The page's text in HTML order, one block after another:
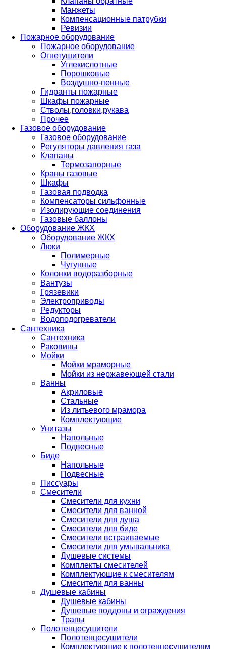
Манжеты
Компенсационные патрубки
Ревизии
Пожарное оборудование
Пожарное оборудование
Огнетушители
Углекислотные
Порошковые
Воздушно-пенные
Гидранты пожарные
Шкафы пожарные
Стволы,головки,рукава
Прочее
Газовое оборудование
Газовое оборудование
Регуляторы давления газа
Клапаны
Термозапорные
Краны газовые
Шкафы
Газовая подводка
Компенсаторы сильфонные
Изолирующие соединения
Газовые баллоны
Оборудование ЖКХ
Оборудование ЖКХ
Люки
Полимерные
Чугунные
Колонки водоразборные
Вантузы
Грязевики
Электроприводы
Редукторы
Водоподогреватели
Сантехника
Сантехника
Раковины
Мойки
Мойки мраморные
Мойки из нержавеющей стали
Ванны
Акриловые
Стальные
Из литьевого мрамора
Комплектующие
Унитазы
Напольные
Подвесные
Биде
Напольные
Подвесные
Писсуары
Смесители
Смесители для кухни
Смесители для ванной
Смесители для душа
Смесители для биде
Смесители встраиваемые
Смесители для умывальника
Душевые системы
Комплекты смесителей
Комплектующие к смесителям
Смесители для ванны
Душевые кабины
Душевые кабины
Душевые поддоны и ограждения
Трапы
Полотенцесушители
Полотенцесушители
Комплектующие к полотенцесушителям